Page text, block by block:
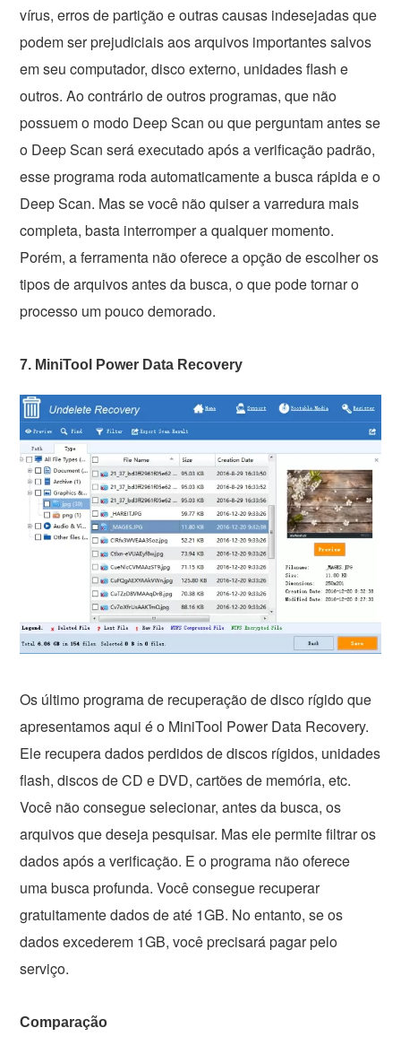
vírus, erros de partição e outras causas indesejadas que
podem ser prejudiciais aos arquivos importantes salvos
em seu computador, disco externo, unidades flash e
outros. Ao contrário de outros programas, que não
possuem o modo Deep Scan ou que perguntam antes se
o Deep Scan será executado após a verificação padrão,
esse programa roda automaticamente a busca rápida e o
Deep Scan. Mas se você não quiser a varredura mais
completa, basta interromper a qualquer momento.
Porém, a ferramenta não oferece a opção de escolher os
tipos de arquivos antes da busca, o que pode tornar o
processo um pouco demorado.
7. MiniTool Power Data Recovery
Os último programa de recuperação de disco rígido que
apresentamos aqui é o MiniTool Power Data Recovery.
Ele recupera dados perdidos de discos rígidos, unidades
flash, discos de CD e DVD, cartões de memória, etc.
Você não consegue selecionar, antes da busca, os
arquivos que deseja pesquisar. Mas ele permite filtrar os
dados após a verificação. E o programa não oferece
uma busca profunda. Você consegue recuperar
gratuitamente dados de até 1GB. No entanto, se os
dados excederem 1GB, você precisará pagar pelo
serviço.
Comparação